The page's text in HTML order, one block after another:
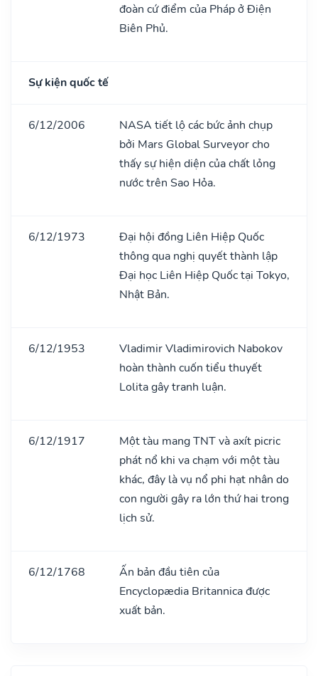
đoàn cứ điểm của Pháp ở Điện
Biên Phủ.
Sự kiện quốc tế
6/12/2006
NASA tiết lộ các bức ảnh chụp
bởi Mars Global Surveyor cho
thấy sự hiện diện của chất lỏng
nước trên Sao Hỏa.
6/12/1973
Đại hội đồng Liên Hiệp Quốc
thông qua nghị quyết thành lập
Đại học Liên Hiệp Quốc tại Tokyo,
Nhật Bản.
6/12/1953
Vladimir Vladimirovich Nabokov
hoàn thành cuốn tiểu thuyết
Lolita gây tranh luận.
6/12/1917
Một tàu mang TNT và axít picric
phát nổ khi va chạm với một tàu
khác, đây là vụ nổ phi hạt nhân do
con người gây ra lớn thứ hai trong
lịch sử.
6/12/1768
Ấn bản đầu tiên của
Encyclopædia Britannica được
xuất bản.